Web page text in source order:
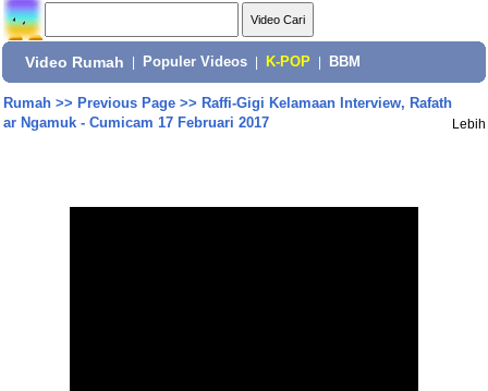
Video Rumah Populer Videos K-POP BBM
Rumah>> Previous Page>> Raffi-Gigi Kelamaan Interview, Rafath
ar Ngamuk - Cumicam 17 Februari 2017
Lebih